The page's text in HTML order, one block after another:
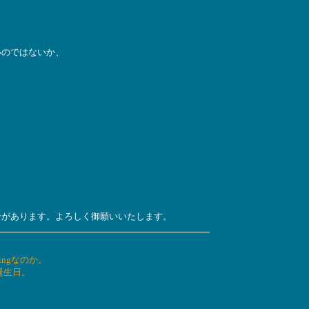
ではないか、
あります。よろしく御願いいたします。
なのか。
日。